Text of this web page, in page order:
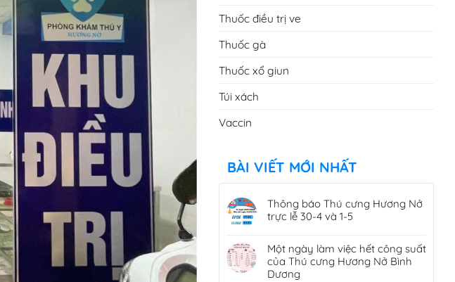
Thuốc điều trị ve
Thuốc gà
Thuốc xổ giun
Túi xách
Vaccin
BÀI VIẾT MỚI NHẤT
Thông báo Thú cưng Hương Nở
trực lễ 30-4 và 1-5
Một ngày làm việc hết công suất
của Thú cưng Hương Nở Bình
Dương